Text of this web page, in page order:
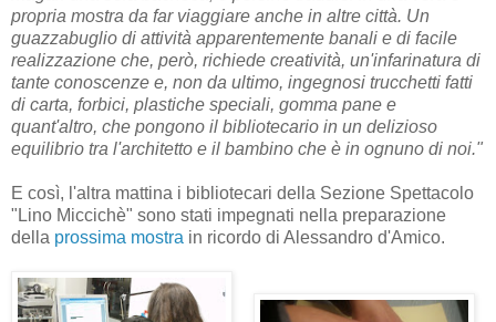
propria mostra da far viaggiare anche in altre città. Un
guazzabuglio di attività apparentemente banali e di facile
realizzazione che, però, richiede creatività, un'infarinatura di
tante conoscenze e, non da ultimo, ingegnosi trucchetti fatti
di carta, forbici, plastiche speciali, gomma pane e
quant'altro, che pongono il bibliotecario in un delizioso
equilibrio tra l'architetto e il bambino che è in ognuno di noi."
E così, l'altra mattina i bibliotecari della Sezione Spettacolo
"Lino Miccichè" sono stati impegnati nella preparazione
della prossima mostra in ricordo di Alessandro d'Amico.